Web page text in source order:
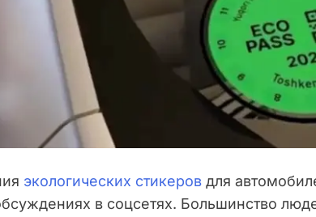
экологических стикеров для
в соцсетях. Большинство